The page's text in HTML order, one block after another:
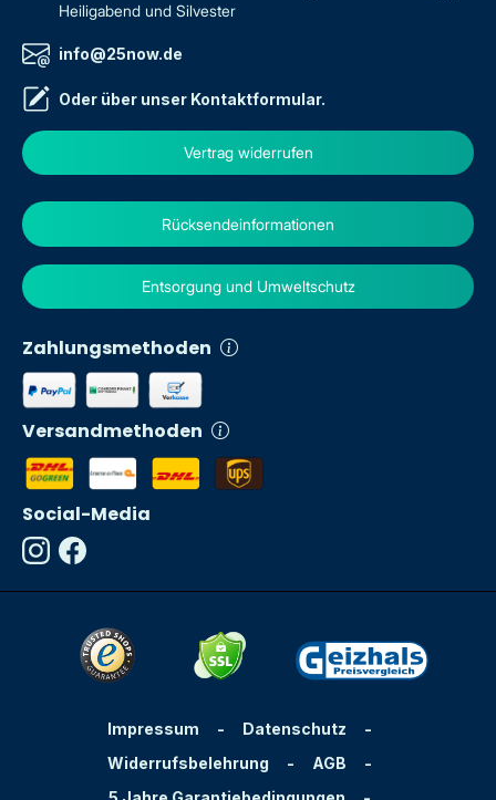
Heiligabend und Silvester
info@25now.de
Oder über unser Kontaktformular.
Vertrag widerrufen
Zahlungsmethoden
Versandmethoden
Rücksendeinformationen
Entsorgung und Umweltschutz
Social-Media
Impressum - Datenschutz
-
Widerrufsbelehrung
- AGB
-